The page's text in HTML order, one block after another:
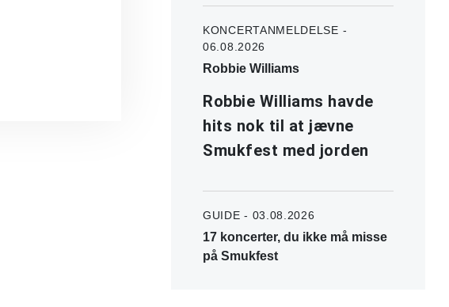
KONCERTANMELDELSE -
06.08.2026
Robbie Williams
Robbie Williams havde
hits nok til at jævne
Smukfest med jorden
GUIDE - 03.08.2026
17 koncerter, du ikke må misse
på Smukfest